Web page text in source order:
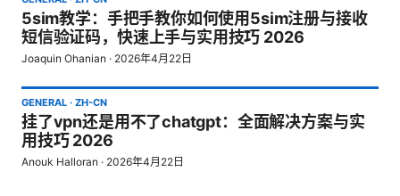
5sim教学：手把手教你如何使用5sim注册与接收
短信验证码，快速上手与实用技巧 2026
Joaquin Ohanian · 2026年4月22日
GENERAL · ZH-CN
挂了vpn还是用不了chatgpt：全面解决方案与实
用技巧 2026
Anouk Halloran · 2026年4月22日